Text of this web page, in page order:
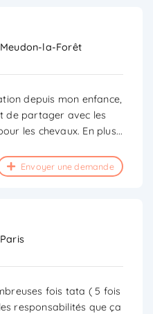
la-Forêt
depuis mon enfance,
de partager avec les
les chevaux. En plus...
Envoyer une demande
fois tata ( 5 fois
responsabilités que ça